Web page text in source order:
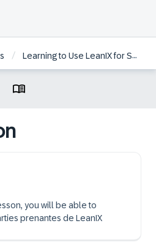
/ Learning to Use LeanIX for Successful Enterprise Architecture | FR
you will be able to
prenantes de LeanIX